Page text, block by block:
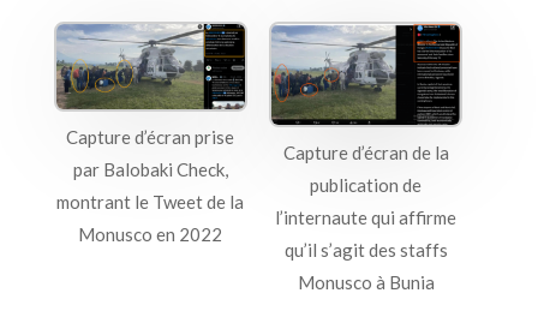
Capture d’écran prise
par Balobaki Check,
montrant le Tweet de la
Monusco en 2022
Capture d’écran de la
publication de
l’internaute qui affirme
qu’il s’agit des staffs
Monusco à Bunia